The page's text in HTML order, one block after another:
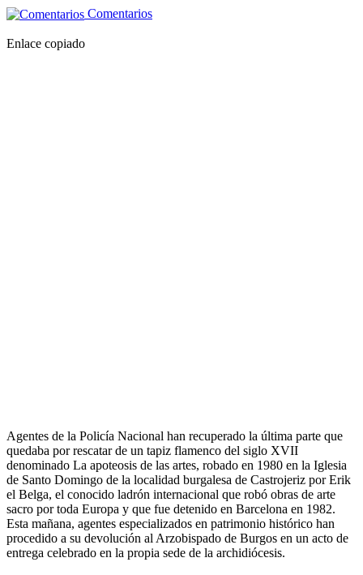
Comentarios
Enlace copiado
Agentes de la Policía Nacional han recuperado la última parte que
quedaba por rescatar de un tapiz flamenco del siglo XVII
denominado La apoteosis de las artes, robado en 1980 en la Iglesia
de Santo Domingo de la localidad burgalesa de Castrojeriz por Erik
el Belga, el conocido ladrón internacional que robó obras de arte
sacro por toda Europa y que fue detenido en Barcelona en 1982.
Esta mañana, agentes especializados en patrimonio histórico han
procedido a su devolución al Arzobispado de Burgos en un acto de
entrega celebrado en la propia sede de la archidiócesis.